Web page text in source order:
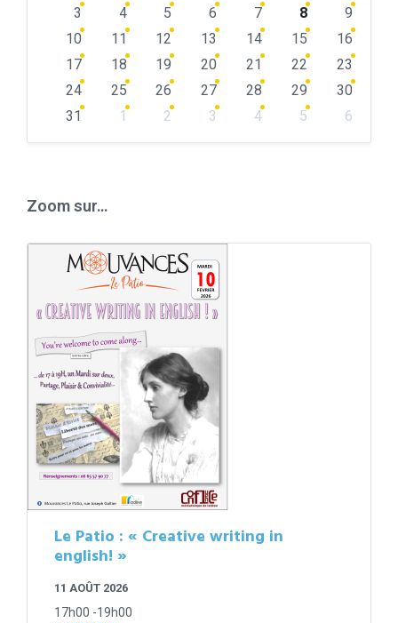
3
4 5 6 7 8
9
10
11 12 13 14 15
16
17
18 19 20 21 22
23
24
25 26 27 28 29
30
31
1 2 3 4 5
6
Zoom sur…
Le Patio : « Creative writing in
english! »
11 AOÛT 2026
17h00 -19h00